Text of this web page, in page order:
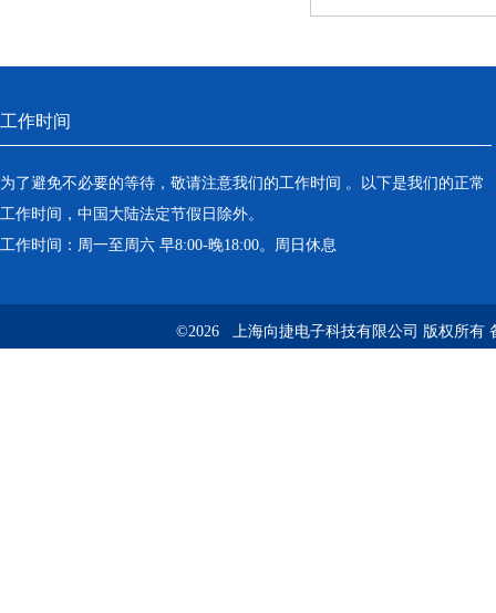
工作时间
为了避免不必要的等待，敬请注意我们的工作时间 。以下是我们的正常
工作时间，中国大陆法定节假日除外。
工作时间：周一至周六 早8:00-晚18:00。周日休息
©2026 上海向捷电子科技有限公司 版权所有